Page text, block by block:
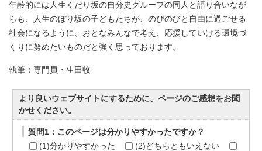
年齢的には人生くだり坂の自分史グループの同人と語り合いなが
らも、人生のぼり坂の子どもたちが、のびのびと自由に過ごせる
社会になるように、おとなみんなで考え、応援していける環境づ
くりに努めたいものだと強く思っております。
執筆：専門員・生田收
より良いウェブサイトにするために、ページのご感想をお聞
かせください。
質問1：このページは分かりやすかったですか？
(1)分かりやすかった
(2)どちらともいえない